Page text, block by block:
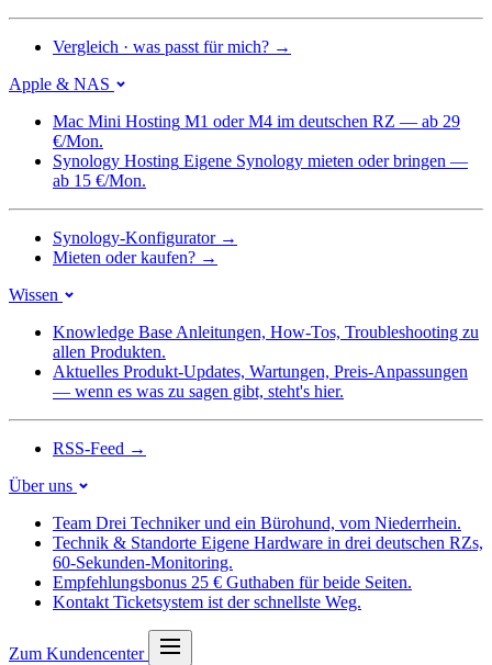
Vergleich · was passt für mich? →
Apple & NAS
Mac Mini Hosting M1 oder M4 im deutschen RZ — ab 29
€/Mon.
Synology Hosting Eigene Synology mieten oder bringen —
ab 15 €/Mon.
Synology-Konfigurator →
Mieten oder kaufen? →
Wissen
Knowledge Base Anleitungen, How-Tos, Troubleshooting zu
allen Produkten.
Aktuelles Produkt-Updates, Wartungen, Preis-Anpassungen
— wenn es was zu sagen gibt, steht's hier.
RSS-Feed →
Über uns
Team Drei Techniker und ein Bürohund, vom Niederrhein.
Technik & Standorte Eigene Hardware in drei deutschen RZs,
60-Sekunden-Monitoring.
Empfehlungsbonus 25 € Guthaben für beide Seiten.
Kontakt Ticketsystem ist der schnellste Weg.
Zum Kundencenter